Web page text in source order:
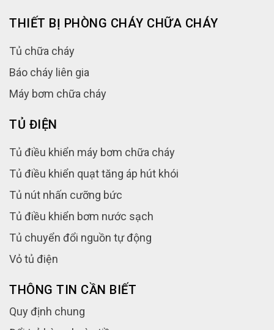
THIẾT BỊ PHÒNG CHÁY CHỮA CHÁY
Tủ chữa cháy
Báo cháy liên gia
Máy bơm chữa cháy
TỦ ĐIỆN
Tủ điều khiển máy bơm chữa cháy
Tủ điều khiển quạt tăng áp hút khói
Tủ nút nhấn cưỡng bức
Tủ điều khiển bơm nước sạch
Tủ chuyển đổi nguồn tự động
Vỏ tủ điện
THÔNG TIN CẦN BIẾT
Quy định chung